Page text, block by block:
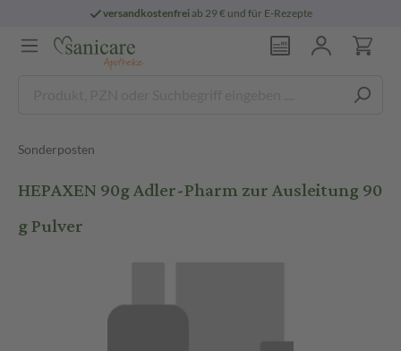
versandkostenfreiab 29 € und für E-Rezepte
Sonderposten
HEPAXEN 90g Adler-Pharm zur Ausleitung 90
g Pulver